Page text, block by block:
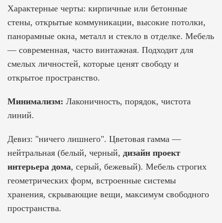
Характерные черты: кирпичные или бетонные
стены, открытые коммуникации, высокие потолки,
панорамные окна, металл и стекло в отделке. Мебель
— современная, часто винтажная. Подходит для
смелых личностей, которые ценят свободу и
открытое пространство.
Минимализм: Лаконичность, порядок, чистота
линий.
Девиз: "ничего лишнего". Цветовая гамма —
нейтральная (белый, черный, дизайн проект
интерьера дома, серый, бежевый). Мебель строгих
геометрических форм, встроенные системы
хранения, скрывающие вещи, максимум свободного
пространства.